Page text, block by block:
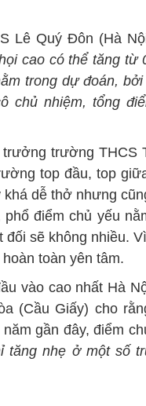
Lê Quý Đôn (Hà
cao có thể tăng từ
trong dự đoán,
chủ nhiệm, tổng
trường THCS
top đầu, top
dễ thở nhưng
điểm chủ yếu
sẽ không nhiều.
toàn yên tâm.
vào cao nhất Hà
(Cầu Giấy) cho
gần đây, điểm
tăng nhẹ ở một số